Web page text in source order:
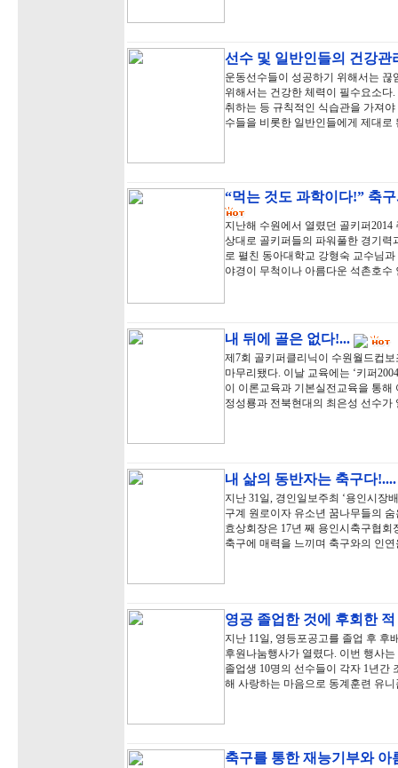
선수 및 일반인들의 건강
운동선수들이 성공하기 위해서는
위해서는 건강한 체력이 필수요소
취하는 등 규칙적인 식습관을 가져
수들을 비롯한 일반인들에게 제대
“먹는 것도 과학이다!” 축
지난해 수원에서 열렸던 골키퍼
상대로 골키퍼들의 파워풀한 경기
로 펼친 동아대학교 강형숙 교수님
야경이 무척이나 아름다운 석촌호
내 뒤에 골은 없다!...
제7회 골키퍼클리닉이 수원월드컵
마무리됐다. 이날 교육에는 ‘키퍼
이 이론교육과 기본실전교육을 통
정성룡과 전북현대의 최은성 선수
내 삶의 동반자는 축구다
지난 31일, 경인일보주최 ‘용인시장
구계 원로이자 유소년 꿈나무들의
효상회장은 17년 째 용인시축구협
축구에 매력을 느끼며 축구와의 인
영공 졸업한 것에 후회한
지난 11일, 영등포공고를 졸업 후 후
후원나눔행사가 열렸다. 이번 행사
졸업생 10명의 선수들이 각자 1년간
해 사랑하는 마음으로 동계훈련 유
축구를 통한 재능기부와